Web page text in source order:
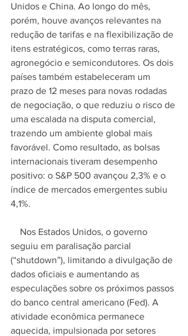
Unidos e China. Ao longo do mês,
porém, houve avanços relevantes na
redução de tarifas e na flexibilização de
itens estratégicos, como terras raras,
agronegócio e semicondutores. Os dois
países também estabeleceram um
prazo de 12 meses para novas rodadas
de negociação, o que reduziu o risco de
uma escalada na disputa comercial,
trazendo um ambiente global mais
favorável. Como resultado, as bolsas
internacionais tiveram desempenho
positivo: o S&P 500 avançou 2,3% e o
índice de mercados emergentes subiu
4,1%.
seguiu em paralisação parcial
(“shutdown”), limitando a divulgação de
dados oficiais e aumentando as
especulações sobre os próximos passos
do banco central americano (Fed). A
atividade econômica permanece
aquecida, impulsionada por setores